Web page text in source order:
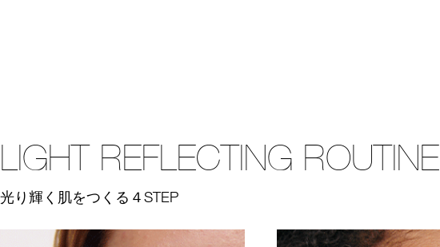
LIGHT REFLECTING ROUTINE
光り輝く肌をつくる４STEP